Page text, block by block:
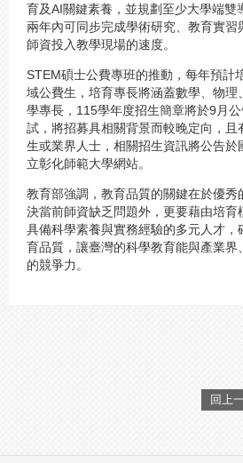
育及AI關鍵素養，並規劃至少大學端雙
兩年內可同步完成學術研究、教育實習
師資投入教學現場的速度。
STEM碩士公費專班的推動，每年預計
域公費生，培育專長將涵蓋數學、物理
學專長，115學年度招生簡章將於9月
試，將招募具相關背景而較晚定向，且
生或業界人士，相關招生資訊將公告於
立彰化師範大學網站。
教育部強調，教育品質的關鍵在於優秀
決當前師資缺乏問題外，更要藉由培育
具備科學素養與實務經驗的多元人才，
育品質，讓臺灣的科學教育能與產業界
的競爭力。
回上